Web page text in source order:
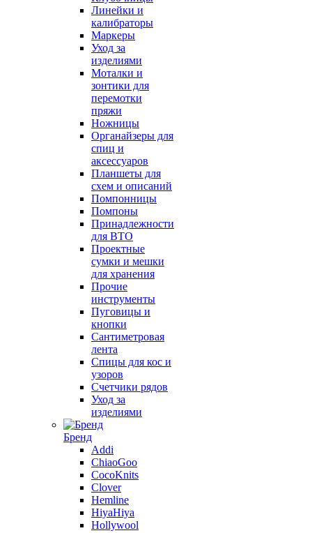
Линейки и
калибраторы
Маркеры
Уход за
изделиями
Моталки и
зонтики для
перемотки
пряжи
Ножницы
Органайзеры для
спиц и
аксессуаров
Планшеты для
схем и описаний
Помпонницы
Помпоны
Принадлежности
для ВТО
Проектные
сумки и мешки
для хранения
Прочие
инструменты
Пуговицы и
кнопки
Сантиметровая
лента
Спицы для кос и
узоров
Счетчики рядов
Уход за
изделиями
Бренд
Addi
ChiaoGoo
CocoKnits
Clover
Hemline
HiyaHiya
Hollywool